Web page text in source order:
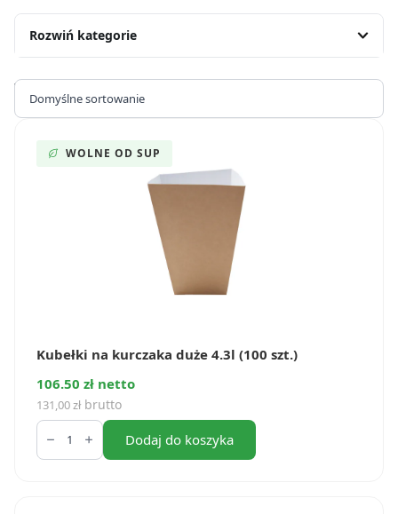
Rozwiń kategorie
Wyświetlanie wszystkich wyników: 11
WOLNE OD SUP
Kubełki na kurczaka duże 4.3l (100 szt.)
106.50 zł netto
131,00zł brutto
ilość
Kubełki
na
Dodaj do koszyka